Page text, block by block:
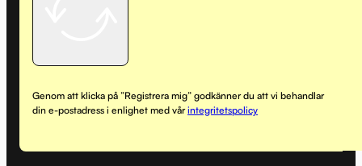
Genom att klicka på ”Registrera mig” godkänner du att vi behandlar
din e-postadress i enlighet med vårintegritetspolicy